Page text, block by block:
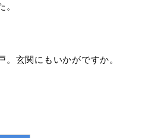
。
。玄関にもいかがですか。